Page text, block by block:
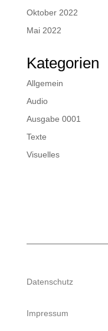
Oktober 2022
Mai 2022
Kategorien
Allgemein
Audio
Ausgabe 0001
Texte
Visuelles
Datenschutz
Impressum